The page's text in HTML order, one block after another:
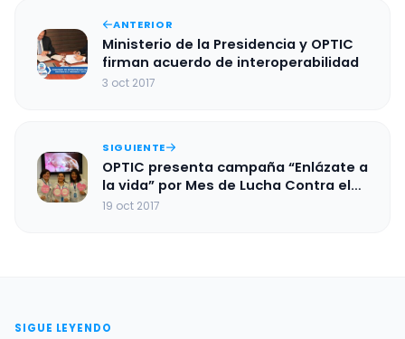
ANTERIOR
Ministerio de la Presidencia y OPTIC
firman acuerdo de interoperabilidad
3 oct 2017
SIGUIENTE
OPTIC presenta campaña “Enlázate a
la vida” por Mes de Lucha Contra el
Cáncer de Mama
19 oct 2017
SIGUE LEYENDO